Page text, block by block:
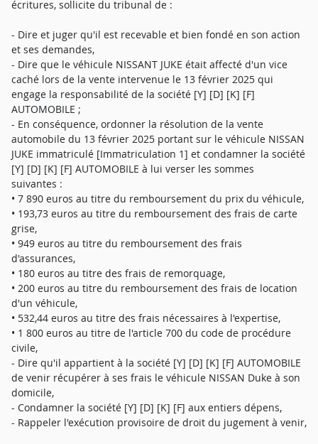
écritures, sollicite du tribunal de :
- Dire et juger qu'il est recevable et bien fondé en son action
et ses demandes,
- Dire que le véhicule NISSANT JUKE était affecté d'un vice
caché lors de la vente intervenue le 13 février 2025 qui
engage la responsabilité de la société [Y] [D] [K] [F]
AUTOMOBILE ;
- En conséquence, ordonner la résolution de la vente
automobile du 13 février 2025 portant sur le véhicule NISSAN
JUKE immatriculé [Immatriculation 1] et condamner la société
[Y] [D] [K] [F] AUTOMOBILE à lui verser les sommes
suivantes :
• 7 890 euros au titre du remboursement du prix du véhicule,
• 193,73 euros au titre du remboursement des frais de carte
grise,
• 949 euros au titre du remboursement des frais
d'assurances,
• 180 euros au titre des frais de remorquage,
• 200 euros au titre du remboursement des frais de location
d'un véhicule,
• 532,44 euros au titre des frais nécessaires à l'expertise,
• 1 800 euros au titre de l'article 700 du code de procédure
civile,
- Dire qu'il appartient à la société [Y] [D] [K] [F] AUTOMOBILE
de venir récupérer à ses frais le véhicule NISSAN Duke à son
domicile,
- Condamner la société [Y] [D] [K] [F] aux entiers dépens,
- Rappeler l'exécution provisoire de droit du jugement à venir,